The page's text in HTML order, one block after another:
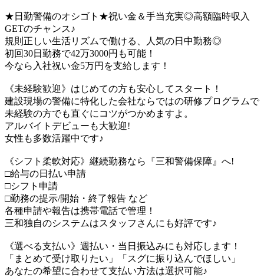
★日勤警備のオシゴト★祝い金＆手当充実◎高額臨時収入
GETのチャンス♪
規則正しい生活リズムで働ける、人気の日中勤務◎
初回30日勤務で42万3000円も可能！
今なら入社祝い金5万円を支給します！
《未経験歓迎》はじめての方も安心してスタート！
建設現場の警備に特化した会社ならではの研修プログラムで
未経験の方でも直ぐにコツがつかめますよ。
アルバイトデビューも大歓迎!
女性も多数活躍中です♪
《シフト柔軟対応》継続勤務なら『三和警備保障』へ!
□給与の日払い申請
□シフト申請
□勤務の提示/開始・終了報告 など
各種申請や報告は携帯電話で管理！
三和独自のシステムはスタッフさんにも好評です♪
《選べる支払い》週払い・当日振込みにも対応します！
「まとめて受け取りたい」「スグに振り込んでほしい」
あなたの希望に合わせて支払い方法は選択可能♪